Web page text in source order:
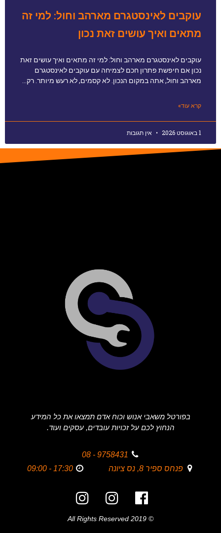
עוקבים לאינסטגרם מארהב וחול: למי זה
מתאים ואיך עושים זאת נכון
עוקבים לאינסטגרם מארהב וחול: למי זה מתאים ואיך עושים זאת
נכון אם חיפשת פתרון חכם לצמיחה עם עוקבים לאינסטגרם
מארהב וחול, אתה במקום הנכון. לא קסמים, לא רעש מיותר. רק…
קרא עוד»
1 באוגוסט 2026 אין תגובות
בפורטל משאבי אנוש וכוח אדם תמצאו את כל המידע
הנחוץ לכם על זכויות עובדים, עסקים ועוד.
9758431 - 08
פנחס ספיר 8, נס ציונה
17:30 - 09:00
© 2019 All Rights Reserved